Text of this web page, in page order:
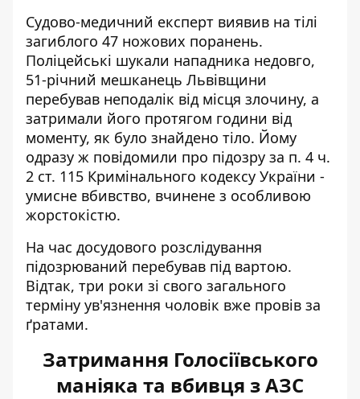
Судово-медичний експерт виявив на тілі
загиблого 47 ножових поранень.
Поліцейські шукали нападника недовго,
51-річний мешканець Львівщини
перебував неподалік від місця злочину, а
затримали його протягом години від
моменту, як було знайдено тіло. Йому
одразу ж повідомили про підозру за п. 4 ч.
2 ст. 115 Кримінального кодексу України -
умисне вбивство, вчинене з особливою
жорстокістю.
На час досудового розслідування
підозрюваний перебував під вартою.
Відтак, три роки зі свого загального
терміну ув'язнення чоловік вже провів за
ґратами.
Затримання Голосіївського
маніяка та вбивця з АЗС